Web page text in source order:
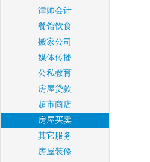
律师会计
餐馆饮食
搬家公司
媒体传播
公私教育
房屋贷款
超市商店
房屋买卖
其它服务
房屋装修